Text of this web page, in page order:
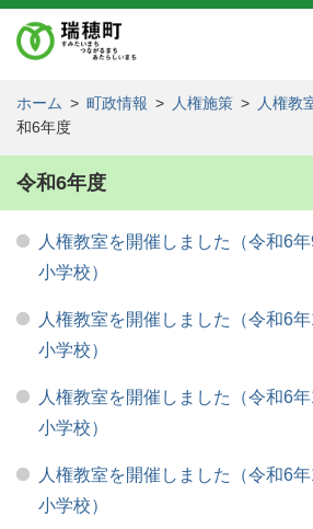
ホーム > 町政情報 > 人権施策 > 人権教
和6年度
令和6年度
人権教室を開催しました（令和6
小学校）
人権教室を開催しました（令和6
小学校）
人権教室を開催しました（令和6
小学校）
人権教室を開催しました（令和6
小学校）